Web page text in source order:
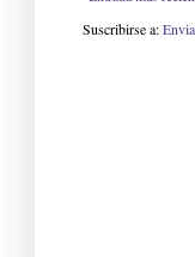
Suscribirse a: